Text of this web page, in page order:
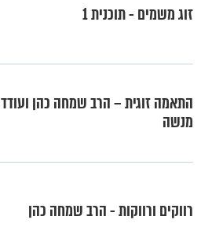
זוג משמים - תוכנית 1
התאמה זוגית – הרב שמחה כהן ועודד
מנשה
רווקים ורווקות - הרב שמחה כהן